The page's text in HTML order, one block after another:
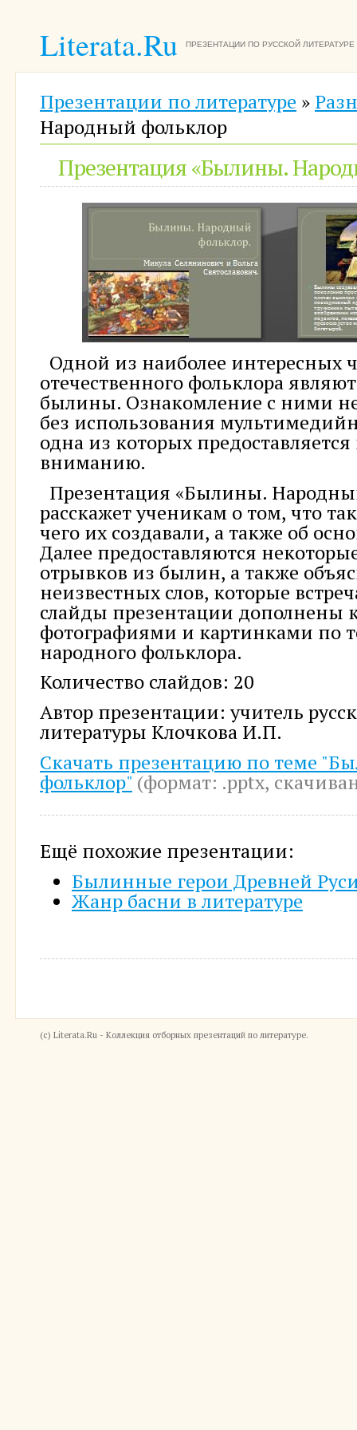
Literata.Ru ПРЕЗЕНТАЦИИ ПО РУССКОЙ ЛИТЕРАТУРЕ
Презентации по литературе »
Народный фольклор
Презентация «Былины.
Одной из наиболее интересных
отечественного фольклора
былины. Ознакомление с ними
без использования
одна из которых
вниманию.
Презентация «Былины.
расскажет ученикам о том, что
чего их создавали, а также об
Далее предоставляются
отрывков из былин, а также
неизвестных слов, которые
слайды презентации дополнены
фотографиями и картинками по
народного фольклора.
Количество слайдов: 20
Автор презентации: учитель
литературы Клочкова И.П.
Скачать презентацию по теме
фольклор"(формат: .pptx,
Ещё похожие презентации:
Былинные герои Древней
Жанр басни в литературе
(c) Literata.Ru - Коллекция отборных презентаций по литературе.